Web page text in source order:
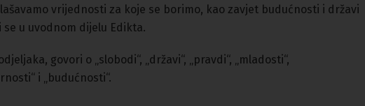
vrijednosti za koje se borimo, kao zavjet budućnosti i državi
se u uvodnom dijelu Edikta.
govori o „slobodi“, „državi“, „pravdi“, „mladosti“,
i „budućnosti“.